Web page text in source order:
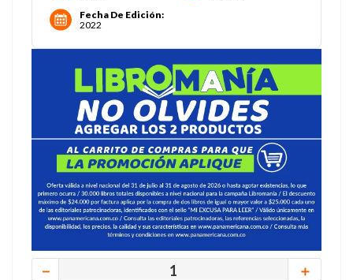
Fecha De Edición:
2022
＋
－